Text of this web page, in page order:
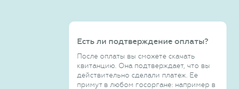
Есть ли подтверждение оплаты?
После оплаты вы сможете скачать
квитанцию. Она подтверждает, что вы
действительно сделали платеж. Ее
примут в любом госоргане: например в